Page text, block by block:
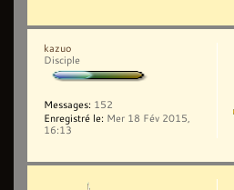
kazuo
Disciple
Messages: 152
Enregistré le: Mer 18 Fév 2015,
16:13